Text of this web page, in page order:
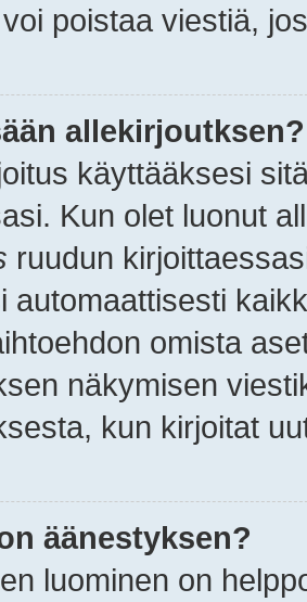
poistaa viestiä,
allekirjoutksen?
käyttääksesi
Kun olet luonut
ruudun
automaattisesti
omista
näkymisen
kun kirjoitat
äänestyksen?
luominen on